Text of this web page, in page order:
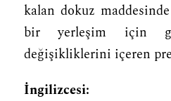
kalan dokuz
bir yerleşim için
değişikliklerini içeren
İngilizcesi: